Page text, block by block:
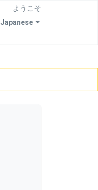
Japanese
ようこそ